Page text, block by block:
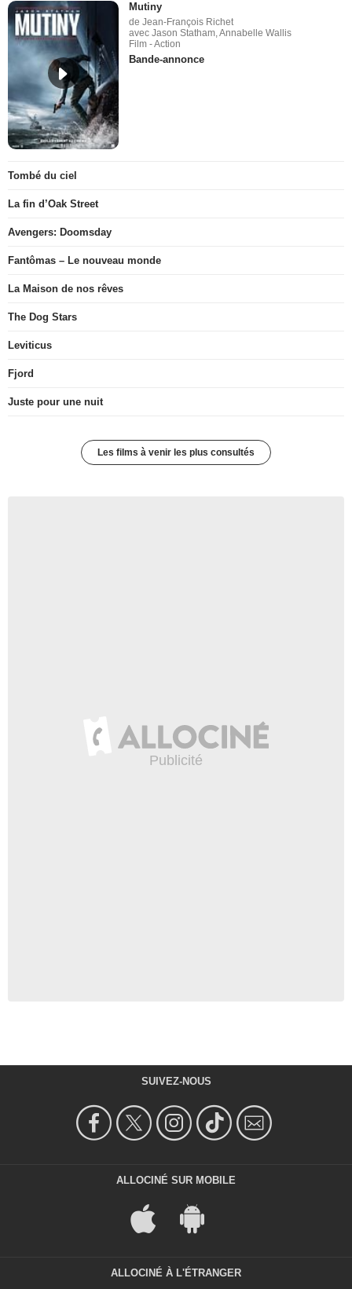
Mutiny
de Jean-François Richet
avec Jason Statham, Annabelle Wallis
Film - Action
Bande-annonce
Tombé du ciel
La fin d’Oak Street
Avengers: Doomsday
Fantômas – Le nouveau monde
La Maison de nos rêves
The Dog Stars
Leviticus
Fjord
Juste pour une nuit
Les films à venir les plus consultés
SUIVEZ-NOUS
ALLOCINÉ SUR MOBILE
ALLOCINÉ À L'ÉTRANGER